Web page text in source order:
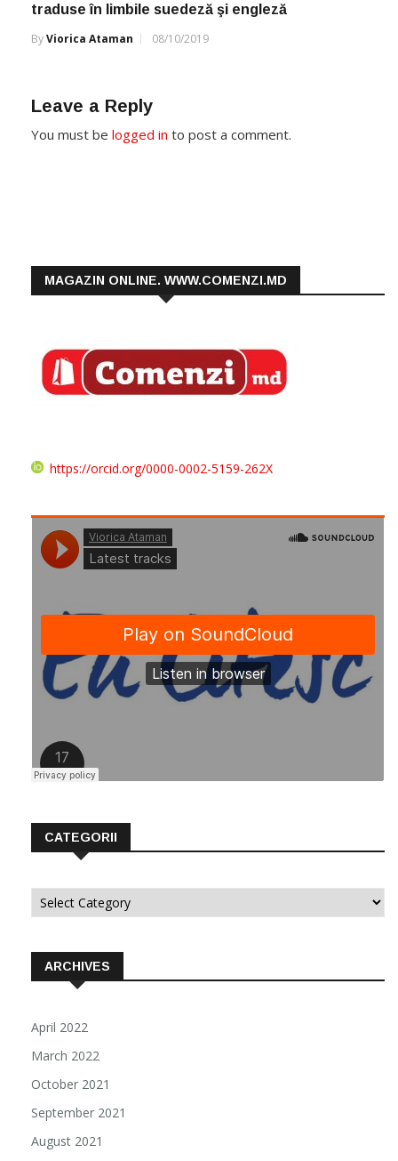
traduse în limbile suedeză şi engleză
ByViorica Ataman 08/10/2019
Leave a Reply
You must be logged in to post a comment.
MAGAZIN ONLINE. WWW.COMENZI.MD
https://orcid.org/0000-0002-5159-262X
CATEGORII
Categorii
ARCHIVES
April 2022
March 2022
October 2021
September 2021
August 2021